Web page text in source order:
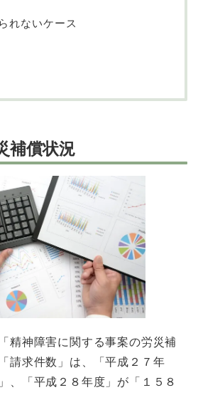
れないケース
補償状況
精神障害に関する事案の労災補
請求件数」は、「平成２７年
、「平成２８年度」が「１５８